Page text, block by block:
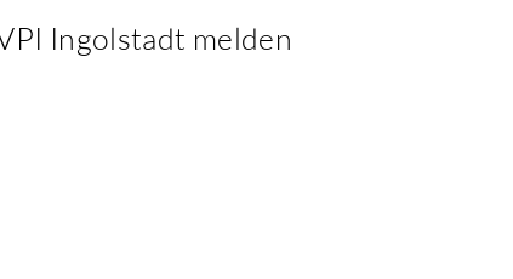
Ingolstadt melden